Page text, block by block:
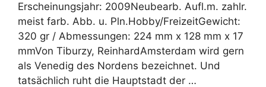
Erscheinungsjahr: 2009Neubearb. Aufl.m. zahlr.
meist farb. Abb. u. Pln.Hobby/FreizeitGewicht:
320 gr / Abmessungen: 224 mm x 128 mm x 17
mmVon Tiburzy, ReinhardAmsterdam wird gern
als Venedig des Nordens bezeichnet. Und
tatsächlich ruht die Hauptstadt der …